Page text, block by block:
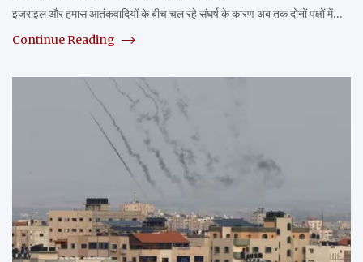
इजराइल और हमास आतंकवादियों के बीच चल रहे संघर्ष के कारण अब तक दोनों पक्षों में…
Continue Reading